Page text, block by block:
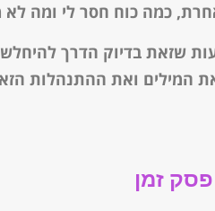
כמה כוח חסר לי ומה לא
שזאת בדיוק הדרך
המילים ואת ההתנהלות
זמן